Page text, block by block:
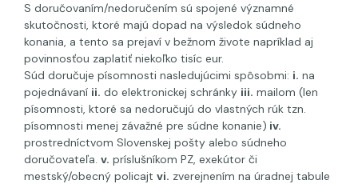
S doručovaním/nedoručením sú spojené významné
skutočnosti, ktoré majú dopad na výsledok súdneho
konania, a tento sa prejaví v bežnom živote napríklad aj
povinnosťou zaplatiť niekoľko tisíc eur.
Súd doručuje písomnosti nasledujúcimi spôsobmi: i. na
pojednávaní ii. do elektronickej schránky iii. mailom (len
písomnosti, ktoré sa nedoručujú do vlastných rúk tzn.
písomnosti menej závažné pre súdne konanie) iv.
prostredníctvom Slovenskej pošty alebo súdneho
doručovateľa. v. príslušníkom PZ, exekútor či
mestský/obecný policajt vi. zverejnením na úradnej tabule